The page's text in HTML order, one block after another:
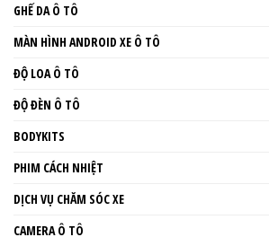
GHẾ DA Ô TÔ
MÀN HÌNH ANDROID XE Ô TÔ
ĐỘ LOA Ô TÔ
ĐỘ ĐÈN Ô TÔ
BODYKITS
PHIM CÁCH NHIỆT
DỊCH VỤ CHĂM SÓC XE
CAMERA Ô TÔ